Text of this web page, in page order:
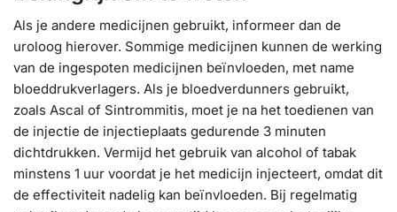
Als je andere medicijnen gebruikt, informeer dan de
uroloog hierover. Sommige medicijnen kunnen de werking
van de ingespoten medicijnen beïnvloeden, met name
bloeddrukverlagers. Als je bloedverdunners gebruikt,
zoals Ascal of Sintrommitis, moet je na het toedienen van
de injectie de injectieplaats gedurende 3 minuten
dichtdrukken. Vermijd het gebruik van alcohol of tabak
minstens 1 uur voordat je het medicijn injecteert, omdat dit
de effectiviteit nadelig kan beïnvloeden. Bij regelmatig